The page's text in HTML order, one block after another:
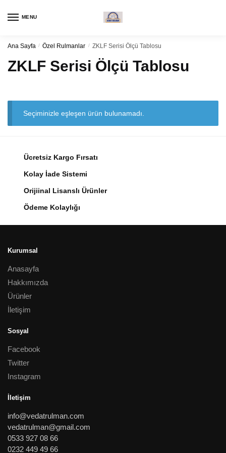
için
içeriği MENU
Ana Sayfa / Özel Rulmanlar / ZKLF Serisi Ölçü Tablosu
ZKLF Serisi Ölçü Tablosu
Seçiminizle eşleşen ürün bulunamadı.
Ücretsiz Kargo Fırsatı
Kolay İade Sistemi
Orijiinal Lisanslı Ürünler
Ödeme Kolaylığı
Kurumsal
Anasayfa
Hakkımızda
Ürünler
İletişim
Sosyal
Facebook
Twitter
Instagram
İletişim
info@vedatrulman.com
vedatrulman@gmail.com
0533 927 08 66
0232 449 49 66